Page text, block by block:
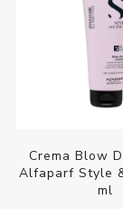
Crema Blow
Alfaparf Style
ml